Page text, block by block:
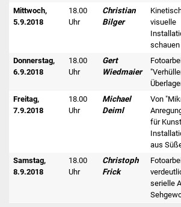
Mittwoch,
5.9.2018
18.00
Uhr
Christian
Bilger
visuelle
schauen
Donnerstag,
6.9.2018
18.00
Uhr
Gert
Wiedmaier
Freitag,
7.9.2018
18.00
Uhr
Michael
Deiml
Von
für
aus
Samstag,
8.9.2018
18.00
Uhr
Christoph
Frick
serielle